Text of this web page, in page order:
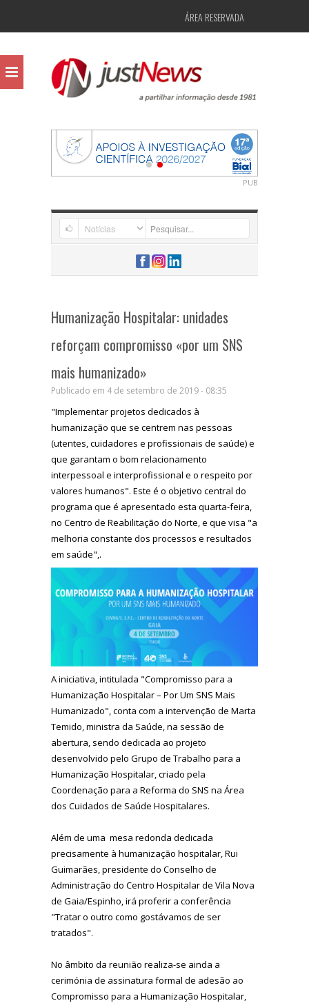
ÁREA RESERVADA
PUB
Humanização Hospitalar: unidades
reforçam compromisso «por um SNS
mais humanizado»
Publicado em 4 de setembro de 2019 - 08:35
"Implementar projetos dedicados à
humanização que se centrem nas pessoas
(utentes, cuidadores e profissionais de saúde) e
que garantam o bom relacionamento
interpessoal e interprofissional e o respeito por
valores humanos". Este é o objetivo central do
programa que é apresentado esta quarta-feira,
no Centro de Reabilitação do Norte, e que visa "a
melhoria constante dos processos e resultados
em saúde",.
A iniciativa, intitulada "Compromisso para a
Humanização Hospitalar – Por Um SNS Mais
Humanizado", conta com a intervenção de Marta
Temido, ministra da Saúde, na sessão de
abertura, sendo dedicada ao projeto
desenvolvido pelo Grupo de Trabalho para a
Humanização Hospitalar, criado pela
Coordenação para a Reforma do SNS na Área
dos Cuidados de Saúde Hospitalares.
Além de uma mesa redonda dedicada
precisamente à humanização hospitalar, Rui
Guimarães, presidente do Conselho de
Administração do Centro Hospitalar de Vila Nova
de Gaia/Espinho, irá proferir a conferência
"Tratar o outro como gostávamos de ser
tratados".
No âmbito da reunião realiza-se ainda a
cerimónia de assinatura formal de adesão ao
Compromisso para a Humanização Hospitalar,